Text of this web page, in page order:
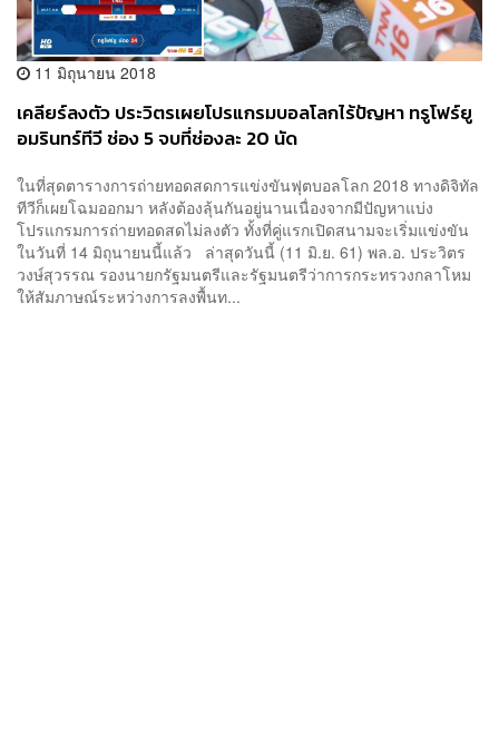
11 มิถุนายน 2018
เคลียร์ลงตัว ประวิตรเผยโปรแกรมบอลโลกไร้ปัญหา ทรูโฟร์ยู
อมรินทร์ทีวี ช่อง 5 จบที่ช่องละ 20 นัด
ในที่สุดตารางการถ่ายทอดสดการแข่งขันฟุตบอลโลก 2018 ทางดิจิทัล
ทีวีก็เผยโฉมออกมา หลังต้องลุ้นกันอยู่นานเนื่องจากมีปัญหาแบ่ง
โปรแกรมการถ่ายทอดสดไม่ลงตัว ทั้งที่คู่แรกเปิดสนามจะเริ่มแข่งขัน
ในวันที่ 14 มิถุนายนนี้แล้ว ล่าสุดวันนี้ (11 มิ.ย. 61) พล.อ. ประวิตร
วงษ์สุวรรณ รองนายกรัฐมนตรีและรัฐมนตรีว่าการกระทรวงกลาโหม
ให้สัมภาษณ์ระหว่างการลงพื้นท...